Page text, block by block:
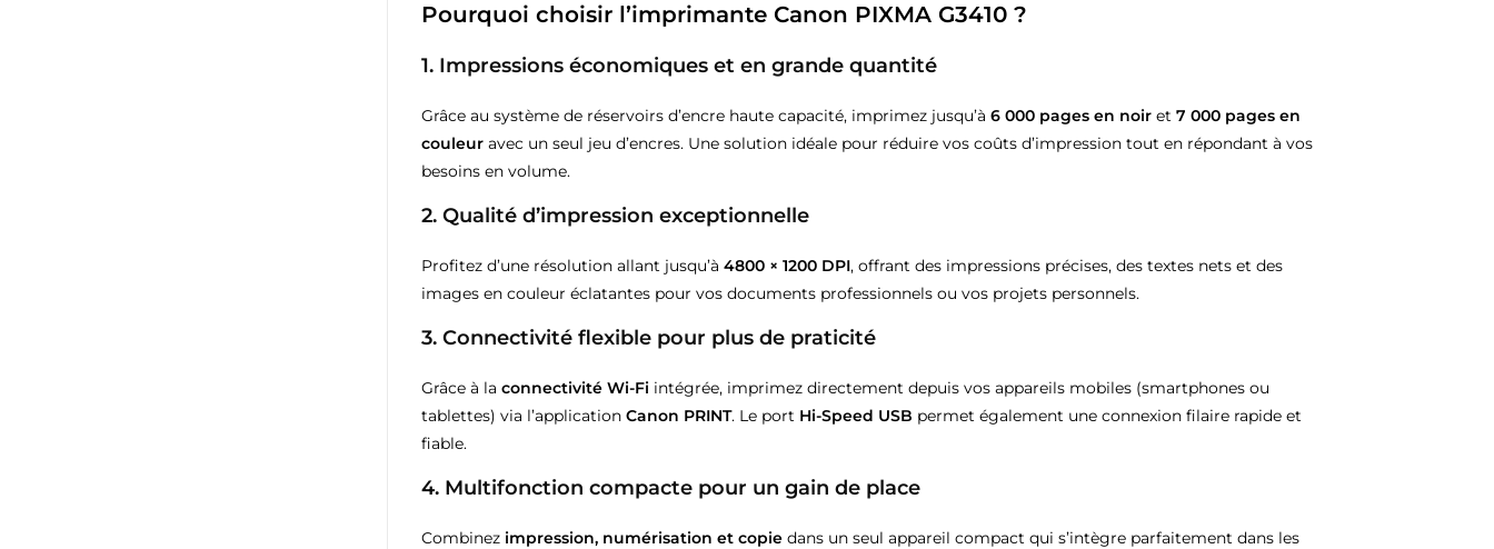
Pourquoi choisir l’imprimante Canon PIXMA G3410 ?
1. Impressions économiques et en grande quantité
Grâce au système de réservoirs d’encre haute capacité, imprimez jusqu’à 6 000 pages en noir et 7 000 pages en
couleur avec un seul jeu d’encres. Une solution idéale pour réduire vos coûts d’impression tout en répondant à vos
besoins en volume.
2. Qualité d’impression exceptionnelle
Profitez d’une résolution allant jusqu’à 4800 × 1200 DPI, offrant des impressions précises, des textes nets et des
images en couleur éclatantes pour vos documents professionnels ou vos projets personnels.
3. Connectivité flexible pour plus de praticité
Grâce à la connectivité Wi-Fi intégrée, imprimez directement depuis vos appareils mobiles (smartphones ou
tablettes) via l’application Canon PRINT. Le port Hi-Speed USB permet également une connexion filaire rapide et
fiable.
4. Multifonction compacte pour un gain de place
Combinez impression, numérisation et copie dans un seul appareil compact qui s’intègre parfaitement dans les